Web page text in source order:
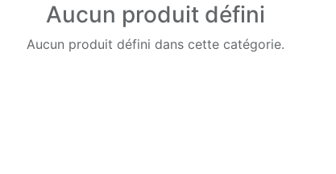
Aucun produit défini
Aucun produit défini dans cette catégorie.